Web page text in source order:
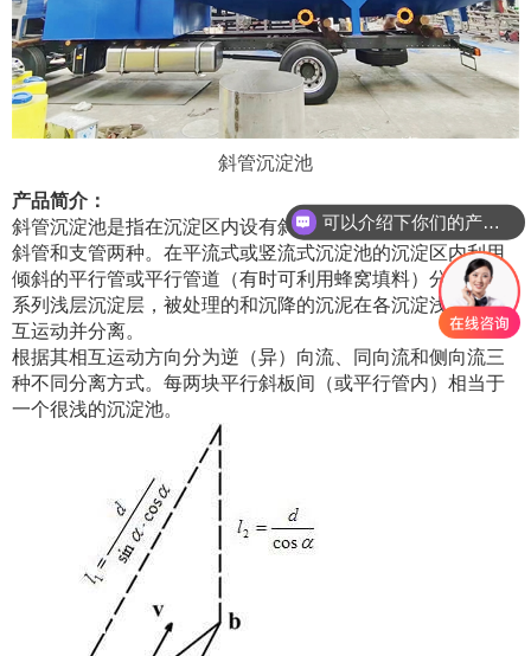
斜管沉淀池
产品简介：
斜管沉淀池是指在沉淀区内设有斜管的沉淀池。组装形式有
斜管和支管两种。在平流式或竖流式沉淀池的沉淀区内利用
倾斜的平行管或平行管道（有时可利用蜂窝填料）分割成一
系列浅层沉淀层，被处理的和沉降的沉泥在各沉淀浅层中相
互运动并分离。
根据其相互运动方向分为逆（异）向流、同向流和侧向流三
种不同分离方式。每两块平行斜板间（或平行管内）相当于
一个很浅的沉淀池。
可以介绍下你们的产品么